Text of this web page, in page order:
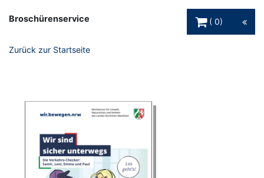
Broschürenservice
0
Zurück zur Startseite